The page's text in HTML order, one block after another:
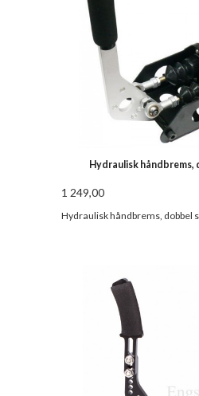
Hydraulisk
1 249,00
Hydraulisk håndbrems, dobbel